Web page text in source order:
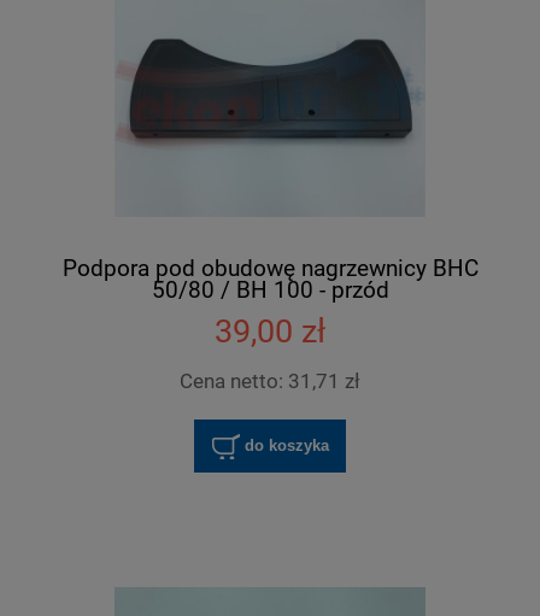
Podpora pod obudowę nagrzewnicy BHC
50/80 / BH 100 - przód
39,00 zł
Cena netto: 31,71 zł
do koszyka